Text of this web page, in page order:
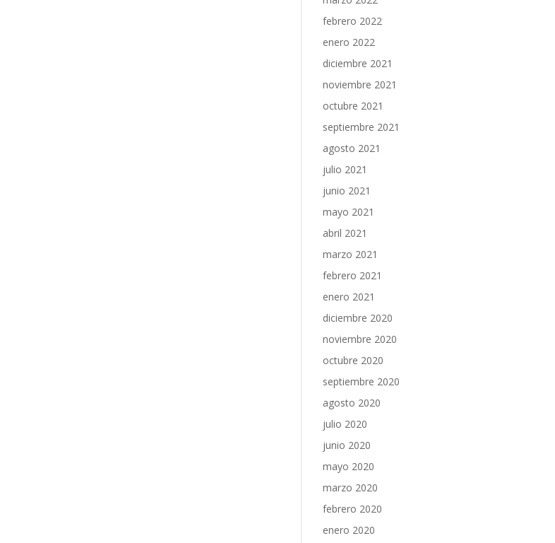
febrero 2022
enero 2022
diciembre 2021
noviembre 2021
octubre 2021
septiembre 2021
agosto 2021
julio 2021
junio 2021
mayo 2021
abril 2021
marzo 2021
febrero 2021
enero 2021
diciembre 2020
noviembre 2020
octubre 2020
septiembre 2020
agosto 2020
julio 2020
junio 2020
mayo 2020
marzo 2020
febrero 2020
enero 2020